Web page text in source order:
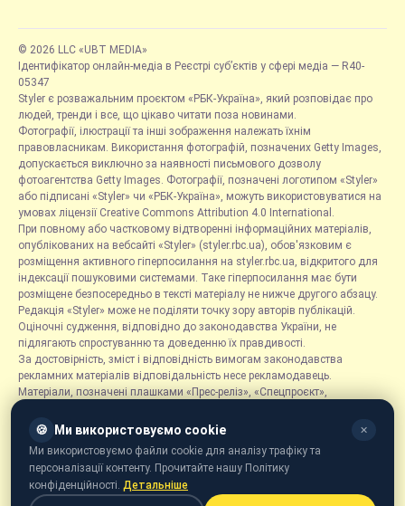
© 2026 LLC «UBT MEDIA»
Ідентифікатор онлайн-медіа в Реєстрі суб’єктів у сфері медіа — R40-
05347
Styler є розважальним проєктом «РБК-Україна», який розповідає про
людей, тренди і все, що цікаво читати поза новинами.
Фотографії, ілюстрації та інші зображення належать їхнім
правовласникам. Використання фотографій, позначених Getty Images,
допускається виключно за наявності письмового дозволу
фотоагентства Getty Images. Фотографії, позначені логотипом «Styler»
або підписані «Styler» чи «РБК-Україна», можуть використовуватися на
умовах ліцензії Creative Commons Attribution 4.0 International.
При повному або частковому відтворенні інформаційних матеріалів,
опублікованих на вебсайті «Styler» (styler.rbc.ua), обов'язковим є
розміщення активного гіперпосилання на styler.rbc.ua, відкритого для
індексації пошуковими системами. Таке гіперпосилання має бути
розміщене безпосередньо в тексті матеріалу не нижче другого абзацу.
Редакція «Styler» може не поділяти точку зору авторів публікацій.
Оціночні судження, відповідно до законодавства України, не
підлягають спростуванню та доведенню їх правдивості.
За достовірність, зміст і відповідність вимогам законодавства
рекламних матеріалів відповідальність несе рекламодавець.
Матеріали, позначені плашками «Прес-реліз», «Спецпроєкт»,
розміщуються на правах реклами.
Рубрика «Новини компаній» є інформаційним форматом, що містить
новини, повідомлення та оголошення, пов'язані з діяльністю
компаній, і ґрунтується на інформації, наданій відповідними
компаніями. Редакція не несе відповідальності за достовірність такої
🍪 Ми використовуємо cookie ✕
Ми використовуємо файли cookie для аналізу трафіку та
персоналізації контенту. Прочитайте нашу Політику
конфіденційності. Детальніше